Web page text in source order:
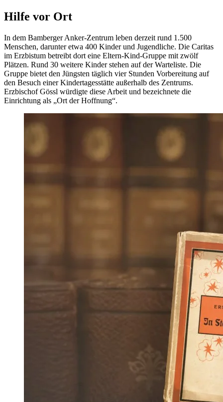
Hilfe vor Ort
In dem Bamberger Anker-Zentrum leben derzeit rund 1.500
Menschen, darunter etwa 400 Kinder und Jugendliche. Die Caritas
im Erzbistum betreibt dort eine Eltern-Kind-Gruppe mit zwölf
Plätzen. Rund 30 weitere Kinder stehen auf der Warteliste. Die
Gruppe bietet den Jüngsten täglich vier Stunden Vorbereitung auf
den Besuch einer Kindertagesstätte außerhalb des Zentrums.
Erzbischof Gössl würdigte diese Arbeit und bezeichnete die
Einrichtung als „Ort der Hoffnung“.